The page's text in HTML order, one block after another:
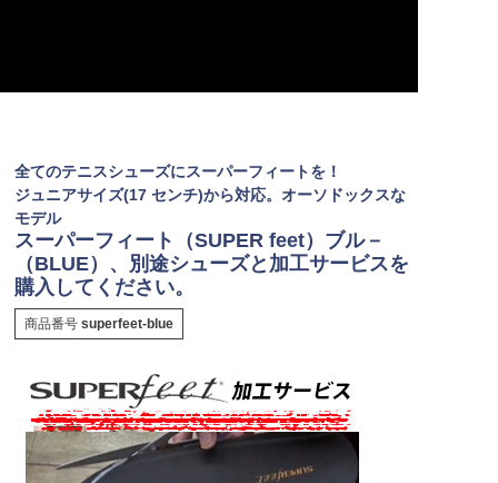
全てのテニスシューズにスーパーフィートを！
ジュニアサイズ(17 センチ)から対応。オーソドックスな
モデル
スーパーフィート（SUPER feet）ブル－
（BLUE）、別途シューズと加工サービスを
購入してください。
商品番号 superfeet-blue